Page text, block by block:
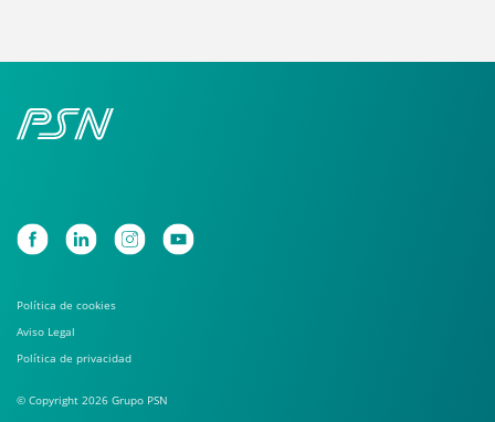
Política de cookies
Aviso Legal
Política de privacidad
© Copyright 2026 Grupo PSN